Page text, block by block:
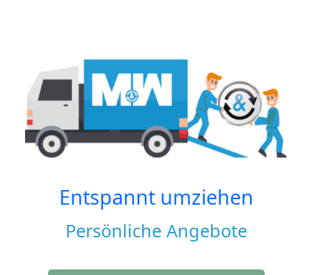
Entspannt umziehen
Persönliche Angebote